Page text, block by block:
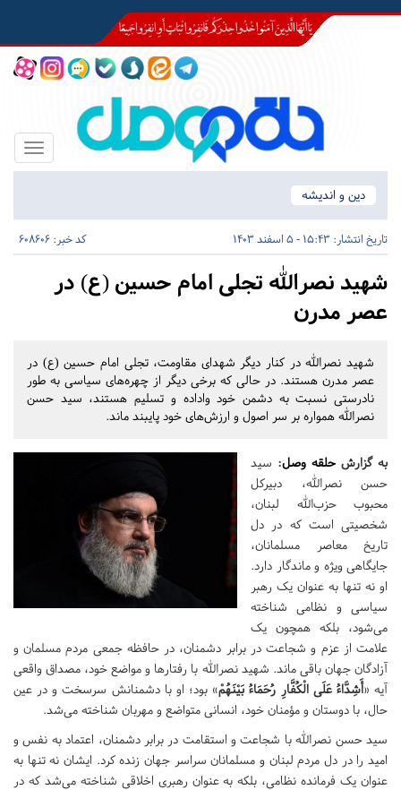
Toggle
دین و اندیشه
تاریخ انتشار: 15:43 - 5 اسفند 1403 کد خبر: 608606
شهید نصرالله تجلی امام حسین (ع) در
عصر مدرن
شهید نصرالله در کنار دیگر شهدای مقاومت، تجلی امام حسین (ع) در
عصر مدرن هستند. در حالی که برخی دیگر از چهره‌های سیاسی به طور
نادرستی نسبت به دشمن خود واداده و تسلیم هستند، سید حسن
نصرالله همواره بر سر اصول و ارزش‌های خود پایبند ماند.
به گزارش حلقه وصل: سید
حسن نصرالله، دبیرکل
محبوب حزب‌الله لبنان،
شخصیتی است که در دل
تاریخ معاصر مسلمانان،
جایگاهی ویژه و ماندگار دارد.
او نه تنها به عنوان یک رهبر
سیاسی و نظامی شناخته
می‌شود، بلکه همچون یک
علامت از عزم و شجاعت در برابر دشمنان، در حافظه جمعی مردم مسلمان و
آزادگان جهان باقی ماند. شهید نصرالله با رفتارها و مواضع خود، مصداق واقعی
آیه «أَشِدَّاءُ عَلَى الْكُفَّارِ رُحَمَاءُ بَيْنَهُمْ» بود؛ او با دشمنانش سرسخت و در عین
حال، با دوستان و مؤمنان خود، انسانی متواضع و مهربان شناخته می‌شد.
سید حسن نصرالله با شجاعت و استقامت در برابر دشمنان، اعتماد به نفس و
امید را در دل مردم لبنان و مسلمانان سراسر جهان زنده کرد. ایشان نه تنها به
عنوان یک فرمانده نظامی، بلکه به عنوان رهبری اخلاقی شناخته می‌شد که در